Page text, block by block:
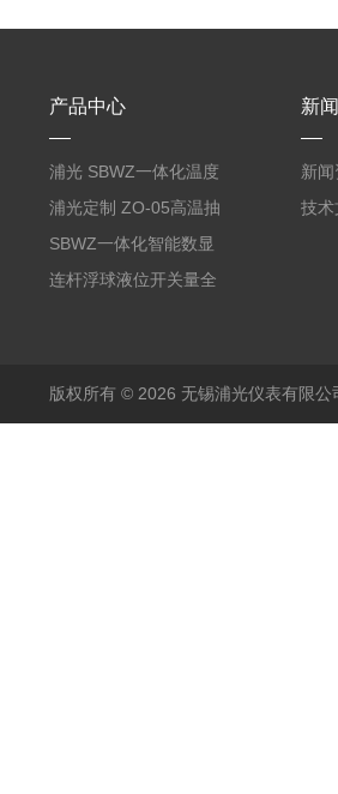
产品中心
浦光 SBWZ一体化温度
变送器传感器 防爆热电
阻PT100 数显远传4-
20mA2
浦光定制 ZO-05高温抽
气式氧化锆分析仪 防爆
耐腐蚀检测仪
SBWZ一体化智能数显
温度变送器传感器防爆
连杆浮球液位开关量全
新
新
技术
版权所有 © 2026 无锡浦光仪表有限公